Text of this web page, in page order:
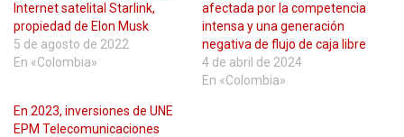
Internet satelital Starlink,
propiedad de Elon Musk
5 de agosto de 2022
En «Colombia»
afectada por la competencia
intensa y una generación
negativa de flujo de caja libre
4 de abril de 2024
En «Colombia»
En 2023, inversiones de UNE
EPM Telecomunicaciones